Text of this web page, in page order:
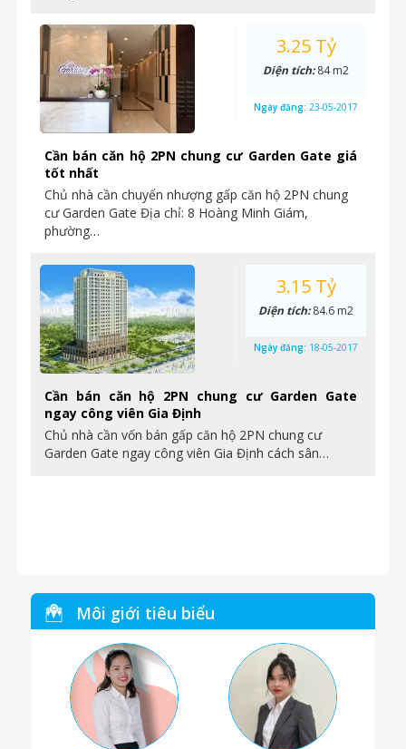
Cần bán căn hộ 2PN chung cư Garden Gate giá
tốt nhất
Chủ nhà cần chuyển nhượng gấp căn hộ 2PN chung
cư Garden Gate Địa chỉ: 8 Hoàng Minh Giám,
phường…
3.25 Tỷ
Diện tích:84 m2
Ngày đăng: 23-05-2017
Cần bán căn hộ 2PN chung cư Garden Gate
ngay công viên Gia Định
Chủ nhà cần vốn bán gấp căn hộ 2PN chung cư
Garden Gate ngay công viên Gia Định cách sân…
3.15 Tỷ
Diện tích:84.6 m2
Ngày đăng: 18-05-2017
Môi giới tiêu biểu